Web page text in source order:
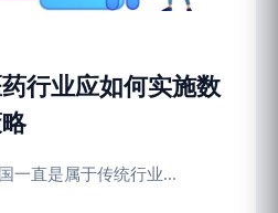
行业应如何实施数
一直是属于传统行业...